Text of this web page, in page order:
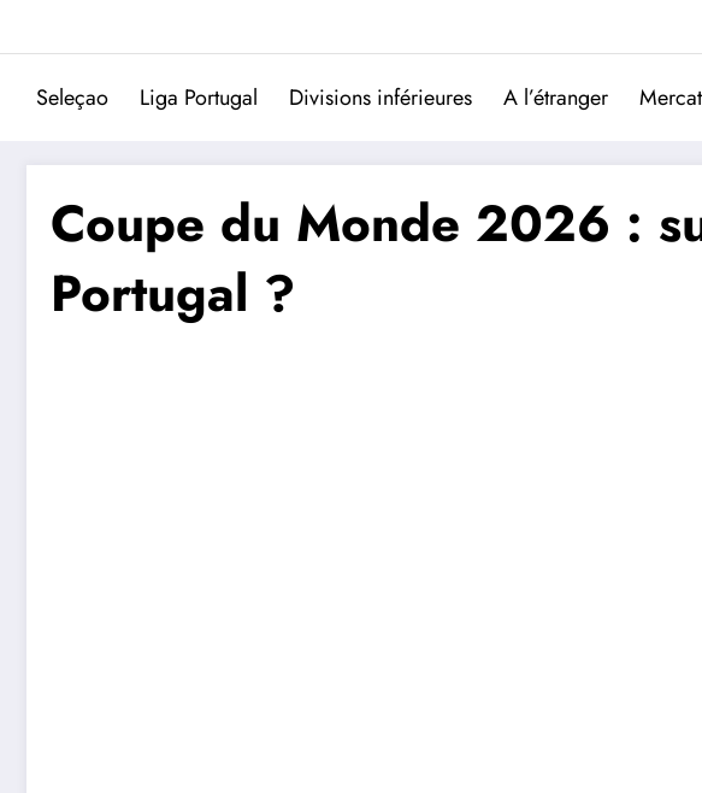
Seleçao Liga Portugal Divisions inférieures A l’étranger
Coupe du Monde 2026 :
Portugal ?